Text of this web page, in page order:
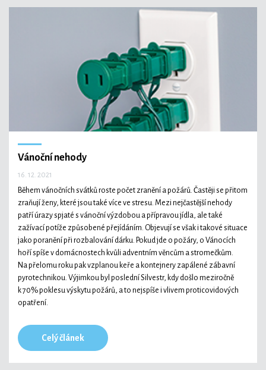
Technologie
Ekonomika a byznys
Kultura a sport
Vánoční nehody
16. 12. 2021
Během vánočních svátků roste počet zranění a požárů. Častěji se přitom
zraňují ženy, které jsou také více ve stresu. Mezi nejčastější nehody
patří úrazy spjaté s vánoční výzdobou a přípravou jídla, ale také
zažívací potíže způsobené přejídáním. Objevují se však i takové situace
jako poranění při rozbalování dárku. Pokud jde o požáry, o Vánocích
hoří spíše v domácnostech kvůli adventním věncům a stromečkům.
Na přelomu roku pak vzplanou keře a kontejnery zapálené zábavní
pyrotechnikou. Výjimkou byl poslední Silvestr, kdy došlo meziročně
k 70% poklesu výskytu požárů, a to nejspíše i vlivem proticovidových
opatření.
Celý článek